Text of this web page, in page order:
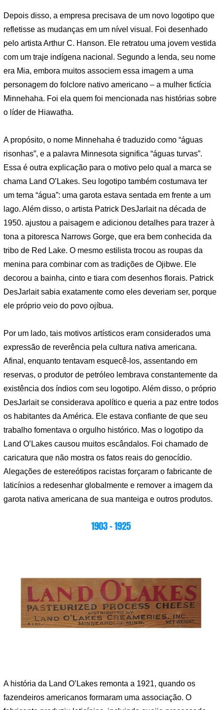
Depois disso, a empresa precisava de um novo logotipo que
refletisse as mudanças em um nível visual. Foi desenhado
pelo artista Arthur C. Hanson. Ele retratou uma jovem vestida
com um traje indígena nacional. Segundo a lenda, seu nome
era Mia, embora muitos associem essa imagem a uma
personagem do folclore nativo americano – a mulher fictícia
Minnehaha. Foi ela quem foi mencionada nas histórias sobre
o líder de Hiawatha.
A propósito, o nome Minnehaha é traduzido como “águas
risonhas”, e a palavra Minnesota significa “águas turvas”.
Essa é outra explicação para o motivo pelo qual a marca se
chama Land O’Lakes. Seu logotipo também costumava ter
um tema “água”: uma garota estava sentada em frente a um
lago. Além disso, o artista Patrick DesJarlait na década de
1950. ajustou a paisagem e adicionou detalhes para trazer à
tona a pitoresca Narrows Gorge, que era bem conhecida da
tribo de Red Lake. O mesmo estilista trocou as roupas da
menina para combinar com as tradições de Ojibwe. Ele
decorou a bainha, cinto e tiara com desenhos florais. Patrick
DesJarlait sabia exatamente como eles deveriam ser, porque
ele próprio veio do povo ojíbua.
Por um lado, tais motivos artísticos eram considerados uma
expressão de reverência pela cultura nativa americana.
Afinal, enquanto tentavam esquecê-los, assentando em
reservas, o produtor de petróleo lembrava constantemente da
existência dos índios com seu logotipo. Além disso, o próprio
DesJarlait se considerava apolítico e queria a paz entre todos
os habitantes da América. Ele estava confiante de que seu
trabalho fomentava o orgulho histórico. Mas o logotipo da
Land O’Lakes causou muitos escândalos. Foi chamado de
caricatura que não mostra os fatos reais do genocídio.
Alegações de estereótipos racistas forçaram o fabricante de
laticínios a redesenhar globalmente e remover a imagem da
garota nativa americana de sua manteiga e outros produtos.
1903 – 1925
A história da Land O’Lakes remonta a 1921, quando os
fazendeiros americanos formaram uma associação. O